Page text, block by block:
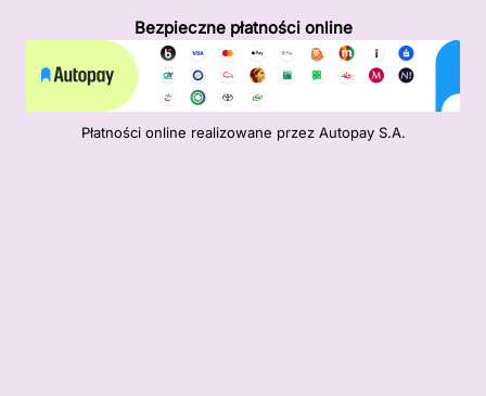
Bezpieczne płatności online
Płatności online realizowane przez Autopay S.A.